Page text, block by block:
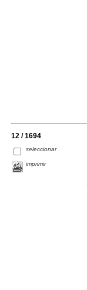
12 / 1694
seleccionar
imprimir